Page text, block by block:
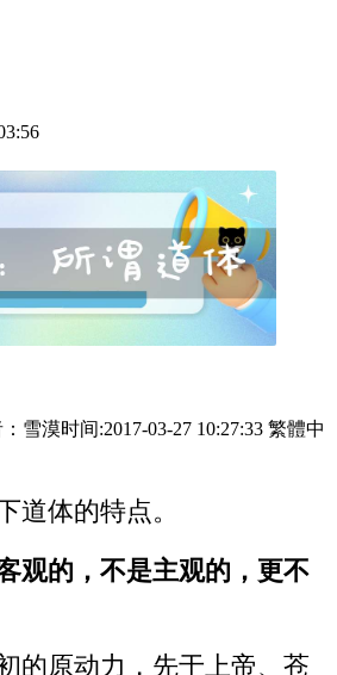
雪漠时间:2017-03-27 10:27:33 繁體中
道体的特点。
观的，不是主观的，更不
的原动力，先于上帝、苍